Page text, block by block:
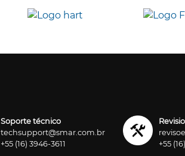
Soporte técnico
techsupport@smar.com.br
+55 (16) 3946-3611
+55